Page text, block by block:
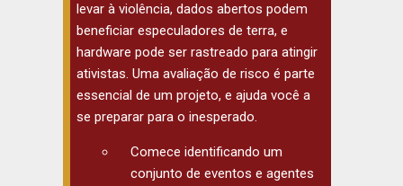
levar à violência, dados abertos podem
beneficiar especuladores de terra, e
hardware pode ser rastreado para atingir
ativistas. Uma avaliação de risco é parte
essencial de um projeto, e ajuda você a
se preparar para o inesperado.
Comece identificando um
conjunto de eventos e agentes